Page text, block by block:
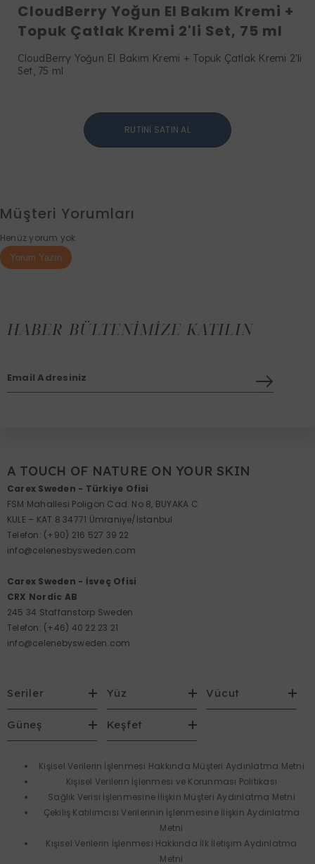
CloudBerry Yoğun El Bakım Kremi +
Topuk Çatlak Kremi 2'li Set, 75 ml
CloudBerry Yoğun El Bakım Kremi + Topuk Çatlak Kremi 2'li
Set, 75 ml
RUTİNİ SATIN AL
Müşteri Yorumları
Henüz yorum yok
Yorum Yazın
HABER BÜLTENIMIZE KATILIN
Email Adresiniz
A TOUCH OF NATURE ON YOUR SKIN
Carex Sweden - Türkiye Ofisi
FSM Mahallesi Poligon Cad. No 8, BUYAKA C
KULE – KAT 8 34771 Ümraniye/İstanbul
Telefon: (+90) 216 527 39 22
info@celenesbysweden.com
Carex Sweden - İsveç Ofisi
CRX Nordic AB
245 34 Staffanstorp Sweden
Telefon: (+46) 40 22 23 21
info@celenebysweden.com
Seriler Yüz Vücut
Güneş Keşfet
Kişisel Verilerin İşlenmesi Hakkında Müşteri Aydınlatma Metni
Kişisel Verilerin İşlenmesi ve Korunması Politikası
Sağlık Verisi İşlenmesine İlişkin Müşteri Aydınlatma Metni
Çekiliş Katılımcısı Verilerinin İşlenmesine İlişkin Aydınlatma
Metni
Kişisel Verilerin İşlenmesi Hakkında İlk İletişim Aydınlatma
Metni